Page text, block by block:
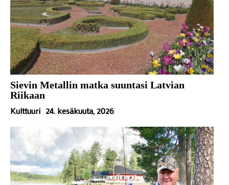
Sievin Metallin matka suuntasi Latvian
Riikaan
Kulttuuri 24. kesäkuuta, 2026